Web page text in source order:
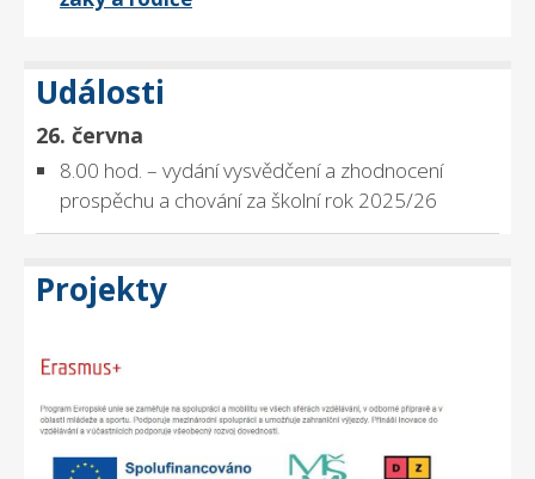
Události
26. června
8.00 hod. – vydání vysvědčení a zhodnocení
prospěchu a chování za školní rok 2025/26
Projekty